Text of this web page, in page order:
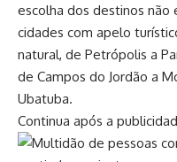
escolha dos destinos não
cidades com apelo
natural, de Petrópolis a
de Campos do Jordão a
Ubatuba.
Continua após a